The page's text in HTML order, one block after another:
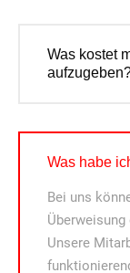
Was kostet
Was habe
Bei uns
Unsere